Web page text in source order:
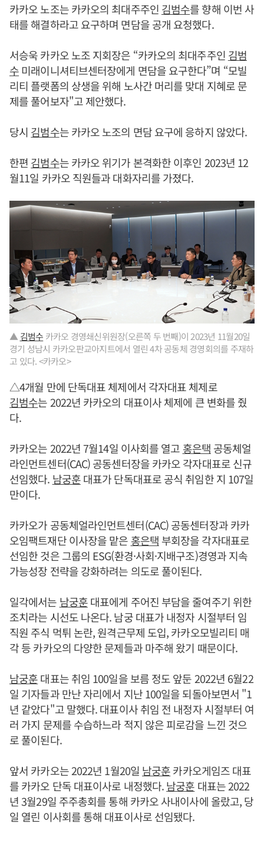
카카오 노조는 카카오의 최대주주인 김범수를 향해 이번 사
태를 해결하라고 요구하며 면담을 공개 요청했다.
서승욱 카카오 노조 지회장은 “카카오의 최대주주인 김범
수미래이니셔티브센터장에게 면담을 요구한다”며 “모빌
리티 플랫폼의 상생을 위해 노사간 머리를 맞대 지혜로 문
제를 풀어보자"고 제안했다.
당시 김범수는 카카오 노조의 면담 요구에 응하지 않았다.
한편 김범수는 카카오 위기가 본격화한 이후인 2023년 12
월11일 카카오 직원들과 대화자리를 가졌다.
▲ 김범수 카카오 경영쇄신위원장(오른쪽 두 번째)이 2023년 11월20일
경기 성남시 카카오판교아지트에서 열린 4차 공동체 경영회의를 주재하
고 있다. <카카오>
△4개월 만에 단독대표 체제에서 각자대표 체제로
김범수는 2022년 카카오의 대표이사 체제에 큰 변화를 줬
다.
카카오는 2022년 7월14일 이사회를 열고 홍은택 공동체얼
라인먼트센터(CAC) 공동센터장을 카카오 각자대표로 신규
선임했다. 남궁훈대표가 단독대표로 공식 취임한 지 107일
만이다.
카카오가 공동체얼라인먼트센터(CAC) 공동센터장과 카카
오임팩트재단 이사장을 맡은 홍은택부회장을 각자대표로
선임한 것은 그룹의 ESG(환경·사회·지배구조)경영과 지속
가능성장 전략을 강화하려는 의도로 풀이된다.
일각에서는 남궁훈대표에게 주어진 부담을 줄여주기 위한
조치라는 시선도 나온다. 남궁 대표가 내정자 시절부터 임
직원 주식 먹튀 논란, 원격근무제 도입, 카카오모빌리티 매
각 등 카카오의 다양한 문제들과 마주해 왔기 때문이다.
남궁훈대표는 취임 100일을 보름 정도 앞둔 2022년 6월22
일 기자들과 만난 자리에서 지난 100일을 되돌아보면서 "1
년 같았다"고 말했다. 대표이사 취임 전 내정자 시절부터 여
러 가지 문제를 수습하느라 적지 않은 피로감을 느낀 것으
로 풀이된다.
앞서 카카오는 2022년 1월20일 남궁훈카카오게임즈 대표
를 카카오 단독 대표이사로 내정했다.남궁훈 대표는 2022
년 3월29일 주주총회를 통해 카카오 사내이사에 올랐고, 당
일 열린 이사회를 통해 대표이사로 선임됐다.